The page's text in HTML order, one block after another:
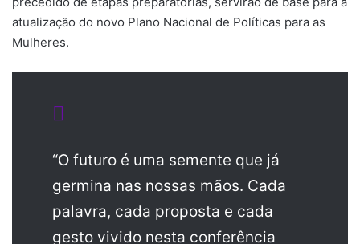
atualização do novo Plano Nacional de Políticas para as
Mulheres.
“O futuro é uma semente que já
germina nas nossas mãos. Cada
palavra, cada proposta e cada
gesto vivido nesta conferência